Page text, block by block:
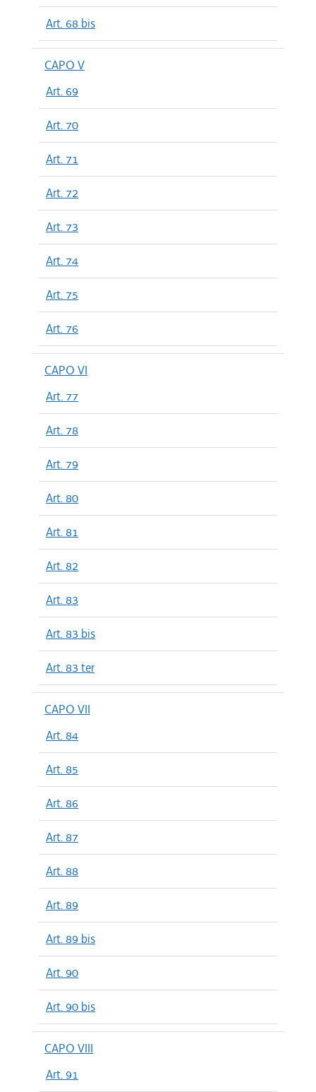
Art. 68 bis
CAPO V
Art. 69
Art. 70
Art. 71
Art. 72
Art. 73
Art. 74
Art. 75
Art. 76
CAPO VI
Art. 77
Art. 78
Art. 79
Art. 80
Art. 81
Art. 82
Art. 83
Art. 83 bis
Art. 83 ter
CAPO VII
Art. 84
Art. 85
Art. 86
Art. 87
Art. 88
Art. 89
Art. 89 bis
Art. 90
Art. 90 bis
CAPO VIII
Art. 91